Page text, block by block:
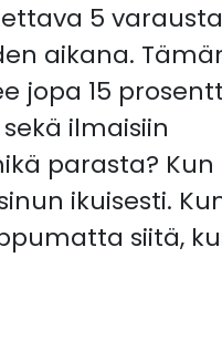
5
aikana.
jopa 15
ilmaisiin
parasta?
ikuisesti.
siitä,